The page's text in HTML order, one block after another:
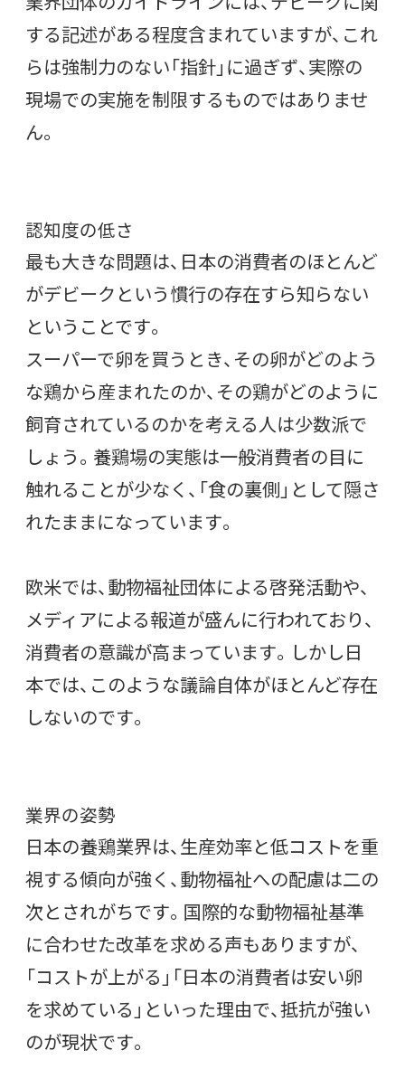
する記述がある程度含まれていますが、これ
らは強制力のない「指針」に過ぎず、実際の
現場での実施を制限するものではありませ
ん。
認知度の低さ
最も大きな問題は、日本の消費者のほとんど
がデビークという慣行の存在すら知らない
ということです。
スーパーで卵を買うとき、その卵がどのよう
な鶏から産まれたのか、その鶏がどのように
飼育されているのかを考える人は少数派で
しょう。養鶏場の実態は一般消費者の目に
触れることが少なく、「食の裏側」として隠さ
れたままになっています。
欧米では、動物福祉団体による啓発活動や、
メディアによる報道が盛んに行われており、
消費者の意識が高まっています。しかし日
本では、このような議論自体がほとんど存在
しないのです。
業界の姿勢
日本の養鶏業界は、生産効率と低コストを重
視する傾向が強く、動物福祉への配慮は二の
次とされがちです。国際的な動物福祉基準
に合わせた改革を求める声もありますが、
「コストが上がる」「日本の消費者は安い卵
を求めている」といった理由で、抵抗が強い
のが現状です。